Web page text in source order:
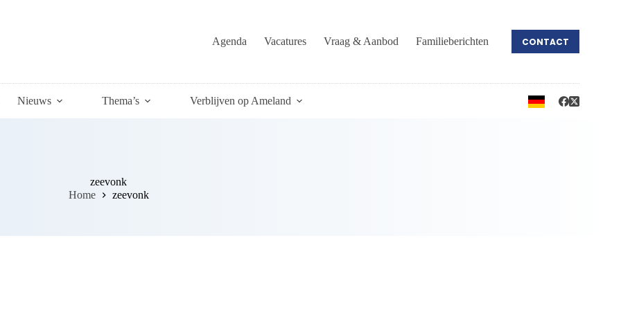
Agenda Vacatures Vraag & Aanbod Familieberichten CONTACT
Nieuws Thema’s Verblijven op Ameland
zeevonk
Home
zeevonk